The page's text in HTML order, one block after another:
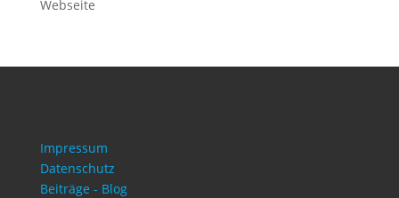
Webseite
Impressum
Datenschutz
Beiträge - Blog